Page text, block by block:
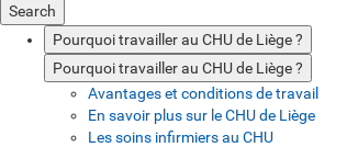
Search
Pourquoi travailler au CHU de Liège ?
Pourquoi travailler au CHU de Liège ?
Avantages et conditions de travail
En savoir plus sur le CHU de Liège
Les soins infirmiers au CHU